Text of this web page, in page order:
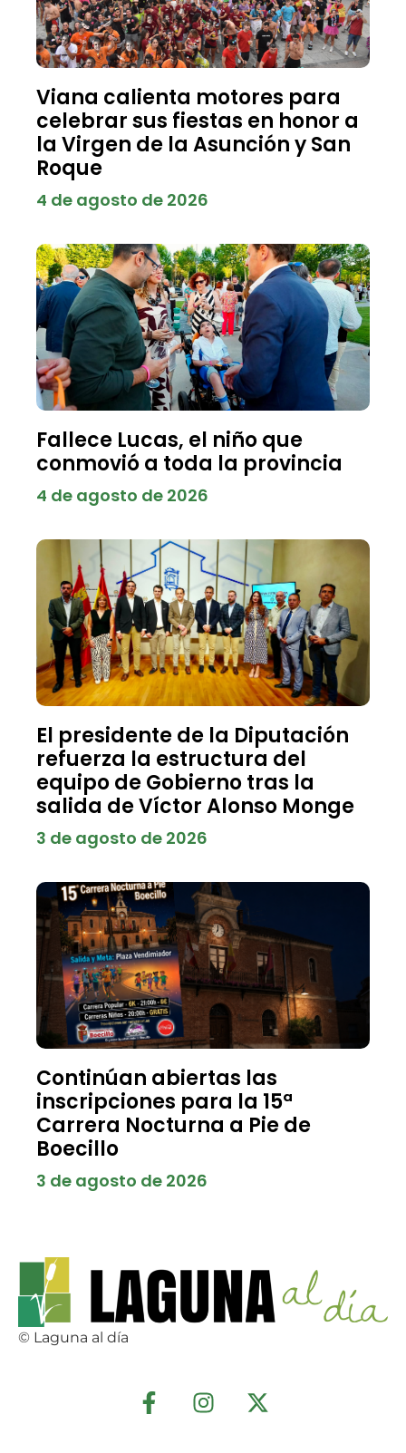
Viana calienta motores para
celebrar sus fiestas en honor a
la Virgen de la Asunción y San
Roque
4 de agosto de 2026
Fallece Lucas, el niño que
conmovió a toda la provincia
4 de agosto de 2026
El presidente de la Diputación
refuerza la estructura del
equipo de Gobierno tras la
salida de Víctor Alonso Monge
3 de agosto de 2026
Continúan abiertas las
inscripciones para la 15ª
Carrera Nocturna a Pie de
Boecillo
3 de agosto de 2026
© Laguna al día